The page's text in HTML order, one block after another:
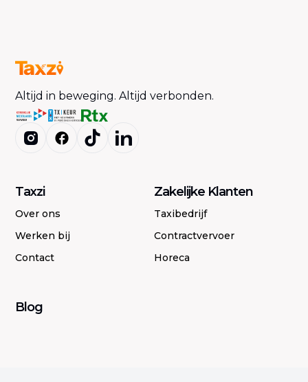
Altijd in beweging. Altijd verbonden.
Taxzi
Over ons
Werken bij
Contact
Zakelijke Klanten
Taxibedrijf
Contractvervoer
Horeca
Blog